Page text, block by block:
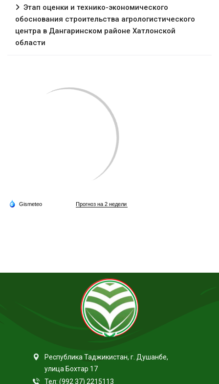
Этап оценки и технико-экономического
обоснования строительства агрологистического
центра в Дангаринском районе Хатлонской
области
Республика Таджикистан, г. Душанбе,
улица Бохтар 17
Тел: (992 37) 2215113